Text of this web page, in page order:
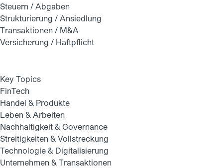
Steuern / Abgaben
Strukturierung / Ansiedlung
Transaktionen / M&A
Versicherung / Haftpflicht
Key Topics
FinTech
Handel & Produkte
Leben & Arbeiten
Nachhaltigkeit & Governance
Streitigkeiten & Vollstreckung
Technologie & Digitalisierung
Unternehmen & Transaktionen